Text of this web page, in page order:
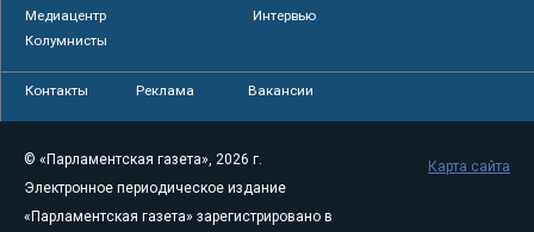
Медиацентр
Интервью
Колумнисты
Контакты Реклама Вакансии
© «Парламентская газета», 2026 г.
Электронное периодическое издание
«Парламентская газета» зарегистрировано в
Карта сайта